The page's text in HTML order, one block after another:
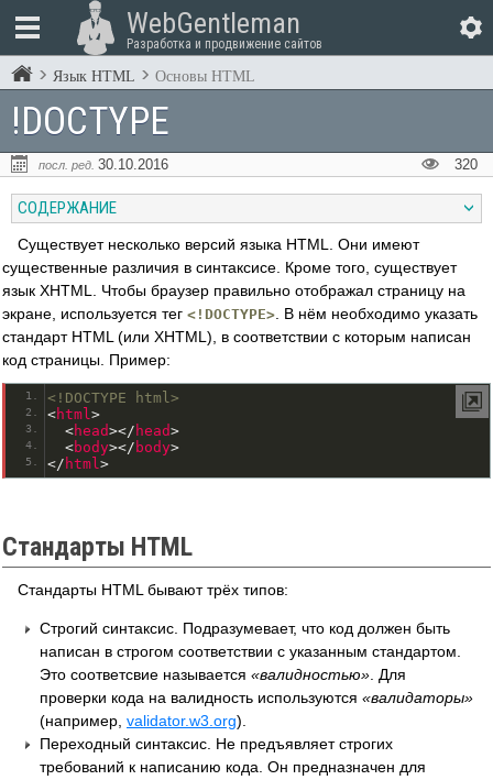
WebGentleman
Разработка и продвижение сайтов
Язык HTML Основы HTML
!DOCTYPE
320
посл. ред. 30.10.2016
СОДЕРЖАНИЕ
Существует несколько версий языка HTML. Они имеют
существенные различия в синтаксисе. Кроме того, существует
язык XHTML. Чтобы браузер правильно отображал страницу на
экране, используется тег <!DOCTYPE>. В нём необходимо указать
стандарт HTML (или XHTML), в соответствии с которым написан
код страницы. Пример:
<!DOCTYPE html>
<html>
<head></ head>
<body></ body>
</ html>
Стандарты HTML
Стандарты HTML бывают трёх типов:
Строгий синтаксис. Подразумевает, что код должен быть
написан в строгом соответствии с указанным стандартом.
Это соответсвие называется
валидностью
. Для
проверки кода на валидность используются
валидаторы
(например, validator.w3.org).
Переходный синтаксис. Не предъявляет строгих
требований к написанию кода. Он предназначен для